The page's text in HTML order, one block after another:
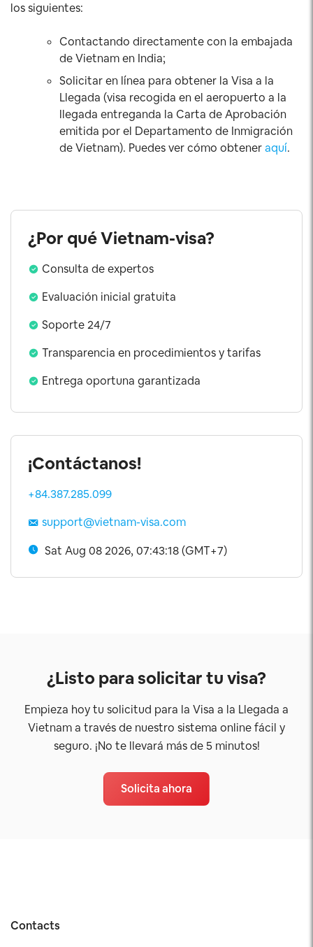
los siguientes:
Contactando directamente con la embajada
de Vietnam en India;
Solicitar en línea para obtener la Visa a la
Llegada (visa recogida en el aeropuerto a la
llegada entreganda la Carta de Aprobación
emitida por el Departamento de Inmigración
de Vietnam). Puedes ver cómo obteneraquí.
¿Por qué Vietnam-visa?
Consulta de expertos
Evaluación inicial gratuita
Soporte 24/7
Transparencia en procedimientos y tarifas
Entrega oportuna garantizada
¡Contáctanos!
+84.387.285.099
support@vietnam-visa.com
Sat Aug 08 2026, 07:43:18 (GMT+7)
¿Listo para solicitar tu visa?
Empieza hoy tu solicitud para la Visa a la Llegada a
Vietnam a través de nuestro sistema online fácil y
seguro. ¡No te llevará más de 5 minutos!
Solicita ahora
Contacts